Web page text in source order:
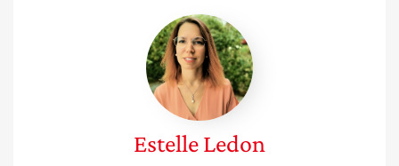
Estelle
Ledon
EstelleLedon